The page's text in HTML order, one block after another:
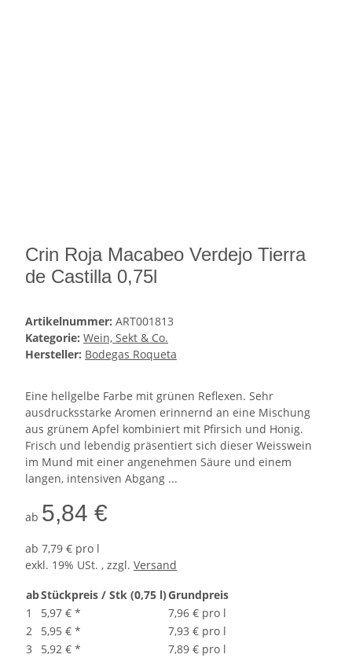
Crin Roja Macabeo Verdejo Tierra
de Castilla 0,75l
Artikelnummer: ART001813
Kategorie: Wein, Sekt & Co.
Hersteller: Bodegas Roqueta
Eine hellgelbe Farbe mit grünen Reflexen. Sehr
ausdrucksstarke Aromen erinnernd an eine Mischung
aus grünem Apfel kombiniert mit Pfirsich und Honig.
Frisch und lebendig präsentiert sich dieser Weisswein
im Mund mit einer angenehmen Säure und einem
langen, intensiven Abgang ...
ab 5,84 €
ab 7,79 € pro l
exkl. 19% USt. , zzgl. Versand
abStückpreis / Stk (0,75 l)Grundpreis
1
5,97 € *
7,96 € pro l
2
5,95 € *
7,93 € pro l
3
5,92 € *
7,89 € pro l